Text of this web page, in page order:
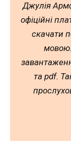
Джулія
офіційні
скачати
мовою.
та pdf.